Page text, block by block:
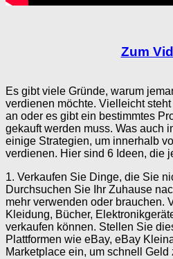
Zum
Es gibt viele Gründe, warum
verdienen möchte. Vielleicht
an oder es gibt ein bestimmtes
gekauft werden muss. Was auch
einige Strategien, um innerhalb
verdienen. Hier sind 6 Ideen, die
1. Verkaufen Sie Dinge, die Sie
Durchsuchen Sie Ihr Zuhause
mehr verwenden oder brauchen.
Kleidung, Bücher,
verkaufen können. Stellen Sie
Plattformen wie eBay, eBay
Marketplace ein, um schnell Geld